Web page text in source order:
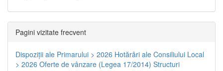
Pagini vizitate frecvent
Dispoziţii ale Primarului > 2026 Hotărâri ale Consiliului Local
> 2026 Oferte de vânzare (Legea 17/2014) Structuri